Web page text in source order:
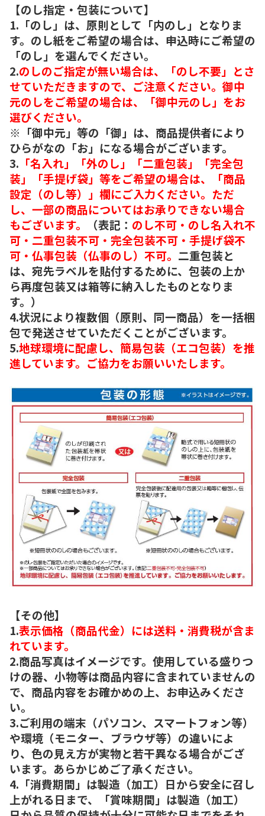
【のし指定・包装について】
1.「のし」は、原則として「内のし」となりま
す。のし紙をご希望の場合は、申込時にご希望の
「のし」を選んでください。
2.のしのご指定が無い場合は、「のし不要」とさ
せていただきますので、ご注意ください。御中
元のしをご希望の場合は、「御中元のし」をお
選びください。
※「御中元」等の「御」は、商品提供者により
ひらがなの「お」になる場合がございます。
3. 「名入れ」「外のし」「二重包装」「完全包
装」「手提げ袋」等をご希望の場合は、「商品
設定（のし等）」欄にご入力ください。ただ
し、一部の商品についてはお承りできない場合
もございます。
（表記： のし不可・のし名入れ不
可・二重包装不可・完全包装不可・手提げ袋不
可・仏事包装（仏事のし）不可。 二重包装と
は、宛先ラベルを貼付するために、包装の上か
ら再度包装又は箱等に納入したものとなりま
す。）
4.状況により複数個（原則、同一商品）を一括梱
包で発送させていただくことがございます。
5.地球環境に配慮し、簡易包装（エコ包装）を推
進しています。ご協力をお願いいたします。
【その他】
1.表示価格（商品代金）には送料・消費税が含ま
れています。
2.商品写真はイメージです。使用している盛りつ
けの器、小物等は商品内容に含まれていませんの
で、商品内容をお確かめの上、お申込みくださ
い。
3.ご利用の端末（パソコン、スマートフォン等）
や環境（モニター、ブラウザ等）の違いによ
り、色の見え方が実物と若干異なる場合がござ
います。あらかじめご了承ください。
4.「消費期間」は製造（加工）日から安全に召し
上がれる日まで、「賞味期間」は製造（加工）